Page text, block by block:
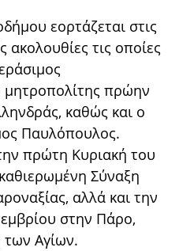
εορτάζεται στις
ακολουθίες τις οποίες
μητροπολίτης πρώην
καθώς και ο
Παυλόπουλος.
πρώτη Κυριακή του
Σύναξη
αλλά και την
στην Πάρο,
των Αγίων.